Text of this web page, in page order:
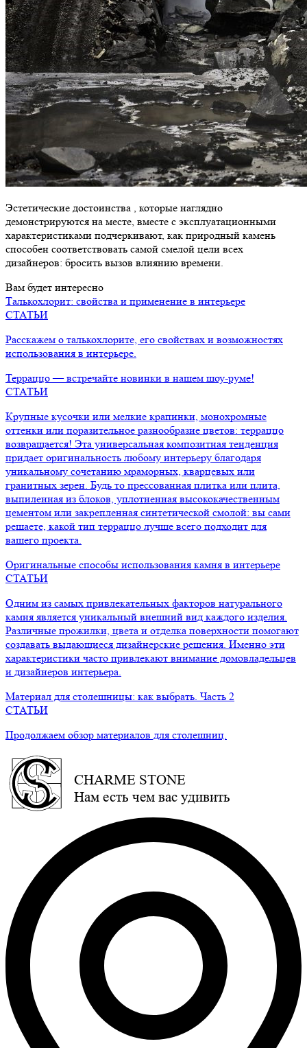
Эстетические достоинства , которые наглядно
демонстрируются на месте, вместе с эксплуатационными
характеристиками подчеркивают, как природный камень
способен соответствовать самой смелой цели всех
дизайнеров: бросить вызов влиянию времени.
Вам будет интересно
Талькохлорит: свойства и применение в интерьере
СТАТЬИ
Расскажем о талькохлорите, его свойствах и возможностях
использования в интерьере.
Терраццо — встречайте новинки в нашем шоу-руме!
СТАТЬИ
Крупные кусочки или мелкие крапинки, монохромные
оттенки или поразительное разнообразие цветов: терраццо
возвращается! Эта универсальная композитная тенденция
придает оригинальность любому интерьеру благодаря
уникальному сочетанию мраморных, кварцевых или
гранитных зерен. Будь то прессованная плитка или плита,
выпиленная из блоков, уплотненная высококачественным
цементом или закрепленная синтетической смолой: вы сами
решаете, какой тип терраццо лучше всего подходит для
вашего проекта.
Оригинальные способы использования камня в интерьере
СТАТЬИ
Одним из самых привлекательных факторов натурального
камня является уникальный внешний вид каждого изделия.
Различные прожилки, цвета и отделка поверхности помогают
создавать выдающиеся дизайнерские решения. Именно эти
характеристики часто привлекают внимание домовладельцев
и дизайнеров интерьера.
Материал для столешницы: как выбрать. Часть 2
СТАТЬИ
Продолжаем обзор материалов для столешниц.
CHARME STONE
Нам есть чем вас удивить